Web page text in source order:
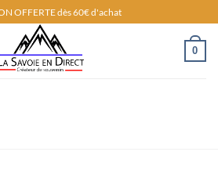
OFFERTE dès 60€ d'achat
0